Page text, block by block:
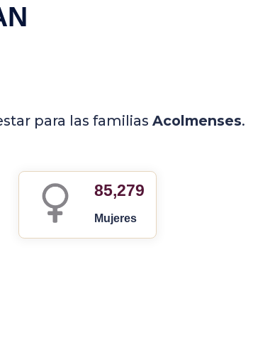
para las familias Acolmenses.
85,279
Mujeres